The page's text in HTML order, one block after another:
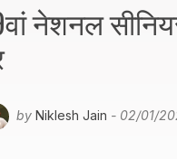
नेशनल
by Niklesh Jain - 02/01/